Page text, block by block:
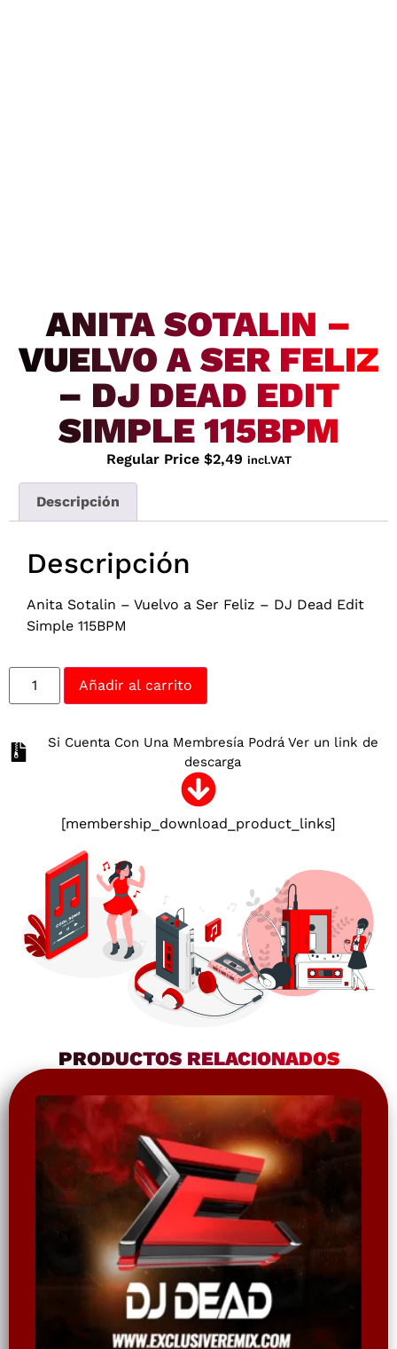
ANITA SOTALIN –
VUELVO A SER FELIZ
– DJ DEAD EDIT
SIMPLE 115BPM
Regular Price $2,49 incl.VAT
Descripción
Descripción
Anita Sotalin – Vuelvo a Ser Feliz – DJ Dead Edit
Simple 115BPM
Añadir al carrito
Si Cuenta Con Una Membresía Podrá Ver un link de
descarga
[membership_download_product_links]
PRODUCTOS RELACIONADOS